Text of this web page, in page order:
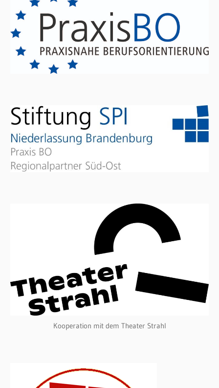
Kooperation mit dem Theater Strahl